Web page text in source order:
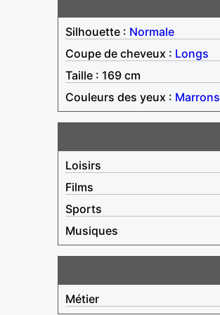
Silhouette : Normale
Coupe de cheveux : Longs
Taille : 169 cm
Couleurs des yeux : Marrons
Loisirs
Films
Sports
Musiques
Métier